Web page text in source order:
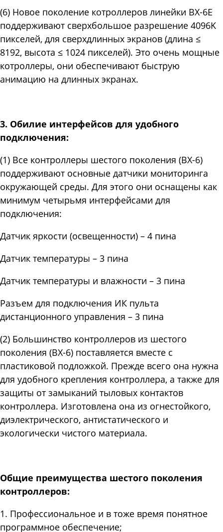
(6) Новое поколение котроллеров линейки BX-6E
поддерживают сверхбольшое разрешение 4096K
пикселей, для сверхдлинных экранов (длина ≤
8192, высота ≤ 1024 пикселей). Это очень мощные
котроллеры, они обеспечивают быструю
анимацию на длинных экранах.
3. Обилие интерфейсов для удобного
подключения:
(1) Все контроллеры шестого поколения (BX-6)
поддерживают основные датчики мониторинга
окружающей среды. Для этого они оснащены как
минимум четырьмя интерфейсами для
подключения:
Датчик яркости (освещенности) – 4 пина
Датчик температуры – 3 пина
Датчик температуры и влажности – 3 пина
Разъем для подключения ИК пульта
дистанционного управления – 3 пина
(2) Большинство контроллеров из шестого
поколения (BX-6) поставляется вместе с
пластиковой подложкой. Прежде всего она нужна
для удобного крепления контроллера, а также для
защиты от замыканий тыловых контактов
контроллера. Изготовлена она из огнестойкого,
диэлектрического, антистатического и
экологически чистого материала.
Общие преимущества шестого поколения
контроллеров:
1. Профессиональное и в тоже время понятное
программное обеспечение;